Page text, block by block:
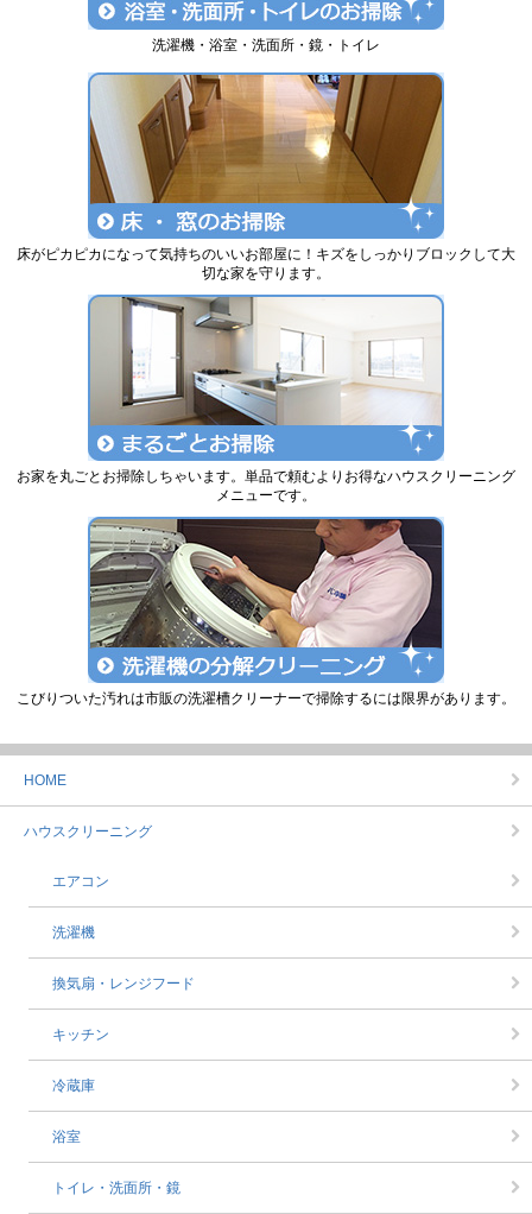
洗濯機・浴室・洗面所・鏡・トイレ
床がピカピカになって気持ちのいいお部屋に！キズをしっかりブロックして大
切な家を守ります。
お家を丸ごとお掃除しちゃいます。単品で頼むよりお得なハウスクリーニング
メニューです。
こびりついた汚れは市販の洗濯槽クリーナーで掃除するには限界があります。
HOME
ハウスクリーニング
エアコン
洗濯機
換気扇・レンジフード
キッチン
冷蔵庫
浴室
トイレ・洗面所・鏡